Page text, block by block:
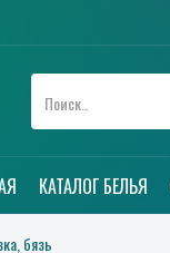
КАТАЛОГ БЕЛЬЯ
бязь